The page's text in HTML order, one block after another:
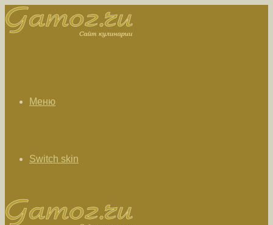
Меню
Switch skin